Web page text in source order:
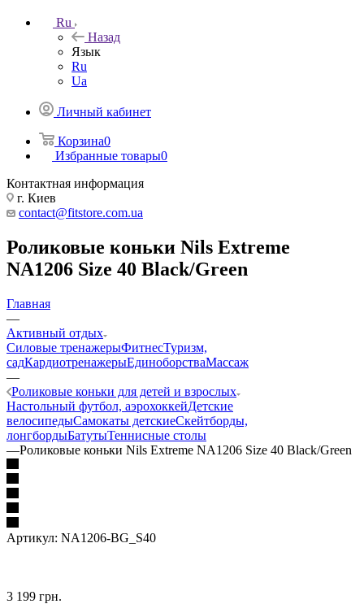
Ru
Назад
Язык
Ru
Ua
Личный кабинет
Корзина0
Избранные товары0
Контактная информация
г. Киев
contact@fitstore.com.ua
Роликовые коньки Nils Extreme
NA1206 Size 40 Black/Green
Главная
—
Активный отдых
Силовые тренажерыФитнесТуризм,
садКардиотренажерыЕдиноборстваМассаж
—
Роликовые коньки для детей и взрослых
Настольный футбол, аэрохоккейДетские
велосипедыСамокаты детскиеСкейтборды,
лонгбордыБатутыТеннисные столы
—Роликовые коньки Nils Extreme NA1206 Size 40 Black/Green
Артикул: NA1206-BG_S40
3 199 грн.